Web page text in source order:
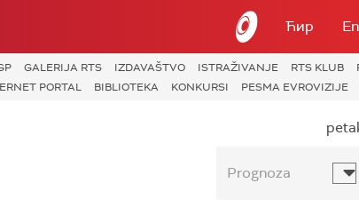
Ћир
GALERIJA RTS IZDAVAŠTVO ISTRAŽIVANJE RTS KLUB
PORTAL BIBLIOTEKA KONKURSI PESMA EVROVIZIJE
Prognoza